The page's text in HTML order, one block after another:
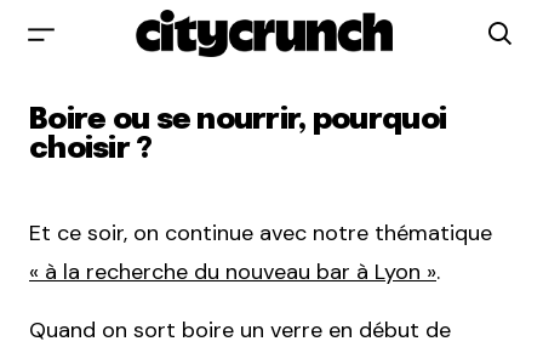
Boire ou se nourrir, pourquoi
choisir ?
Et ce soir, on continue avec notre thématique
« à la recherche du nouveau bar à Lyon ».
Quand on sort boire un verre en début de